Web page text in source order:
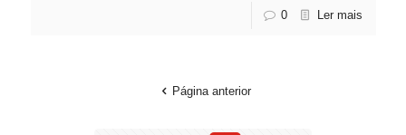
0 Ler mais
Página anterior